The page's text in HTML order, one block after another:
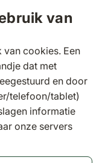
van
cookies. Een
dat met
en door
telefoon/tablet)
informatie
onze servers